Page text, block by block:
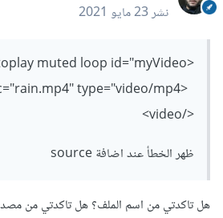
نشر23 مايو 2021
<video autoplay muted loop id="myVideo">
<source src="rain.mp4" type="video/mp4">
</video>
ظهر الخطأ عند اضافة source
هل تاكدتي من اسم الملف؟ هل تاكدتي من